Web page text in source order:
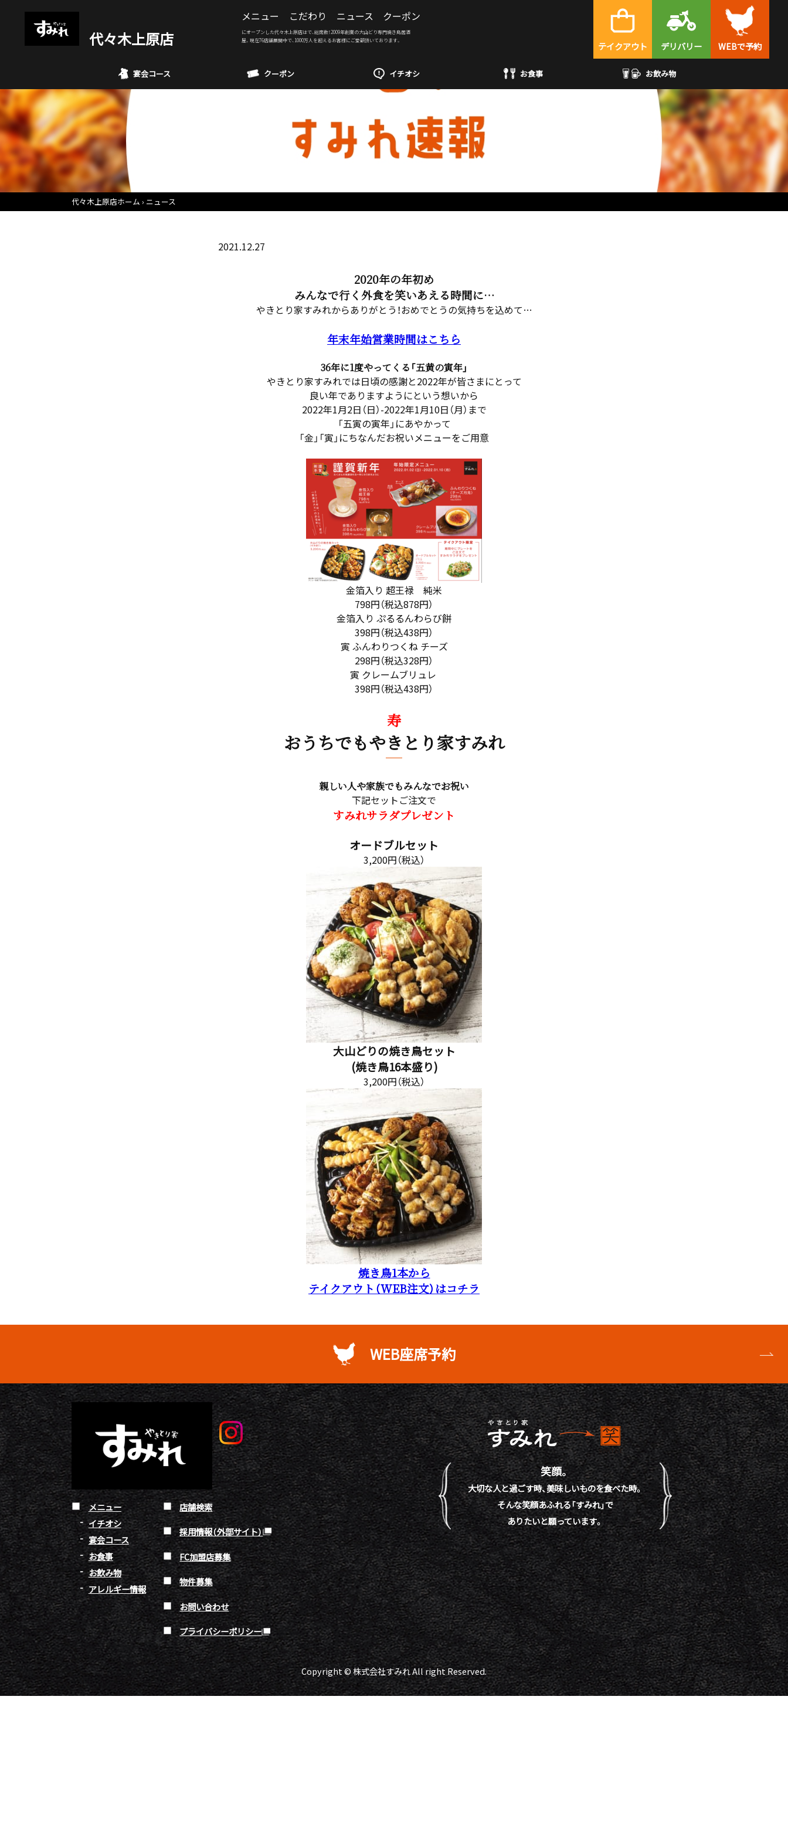
代々木上原店
メニュー こだわり ニュース クーポン
テイクアウト デリバリー WEBで予約
にオープンした代々木上原店はで、総席数！2009年創業の大山どり専門焼き鳥居酒
屋。現在76店舗展開中で、1000万人を超えるお客様にご愛顧頂いております。
宴会コース クーポン イチオシ お食事 お飲み物
代々木上原店ホーム ニュース
2021.12.27
2020年の年初め
みんなで行く外食を笑いあえる時間に…
やきとり家すみれからありがとう！おめでとうの気持ちを込めて…
年末年始営業時間はこちら
36年に1度やってくる「五黄の寅年」
やきとり家すみれでは日頃の感謝と2022年が皆さまにとって
良い年でありますようにという想いから
2022年1月2日（日）-2022年1月10日（月）まで
「五寅の寅年」にあやかって
「金」「寅」にちなんだお祝いメニューをご用意
金箔入り 超王禄 純米
798円（税込878円）
金箔入り ぷるるんわらび餅
398円（税込438円）
寅 ふんわりつくね チーズ
298円（税込328円）
寅 クレームブリュレ
398円（税込438円）
寿
おうちでもやきとり家すみれ
親しい人や家族でもみんなでお祝い
下記セットご注文で
すみれサラダプレゼント
オードブルセット
3,200円（税込）
大山どりの焼き鳥セット
(焼き鳥16本盛り)
3,200円（税込）
焼き鳥1本から
テイクアウト（WEB注文）はコチラ
WEB座席予約
メニュー
イチオシ
宴会コース
お食事
お飲み物
アレルギー情報
店舗検索
採用情報（外部サイト）
FC加盟店募集
物件募集
お問い合わせ
プライバシーポリシー
笑顔。
大切な人と過ごす時、美味しいものを食べた時。
そんな笑顔あふれる「すみれ」で
ありたいと願っています。
Copyright © 株式会社すみれ All right Reserved.